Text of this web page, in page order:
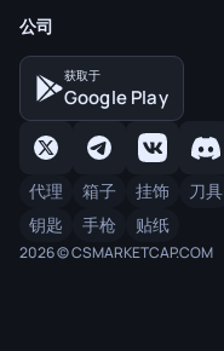
公司
获取于
Google Play
代理 箱子 挂饰 刀具
钥匙
手枪 贴纸
2026 © CSMARKETCAP.COM